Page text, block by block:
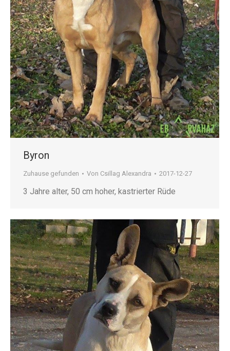
Byron
Zuhause gefunden Von Csillag Alexandra 2017-12-27
3 Jahre alter, 50 cm hoher, kastrierter Rüde